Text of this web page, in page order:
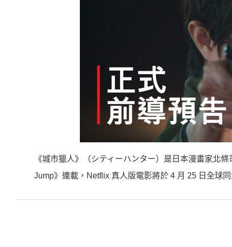
《城市獵人》（シティーハンター）是日本漫畫家北
Jump》連載，Netflix 真人版電影將於 4 月 25 日全球